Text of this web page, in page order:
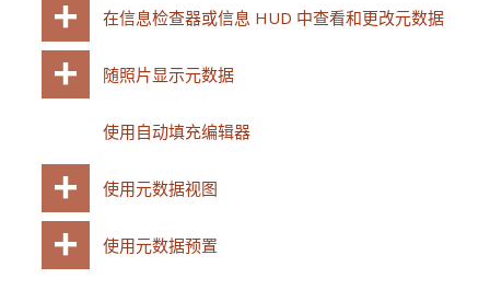
在信息检查器或信息 HUD 中查看和更改元数据
随照片显示元数据
使用自动填充编辑器
使用元数据视图
使用元数据预置